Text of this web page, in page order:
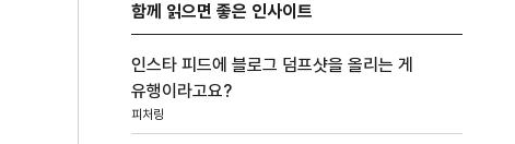
함께 읽으면 좋은 인사이트
인스타 피드에 블로그 덤프샷을 올리는 게
유행이라고요?
피처링